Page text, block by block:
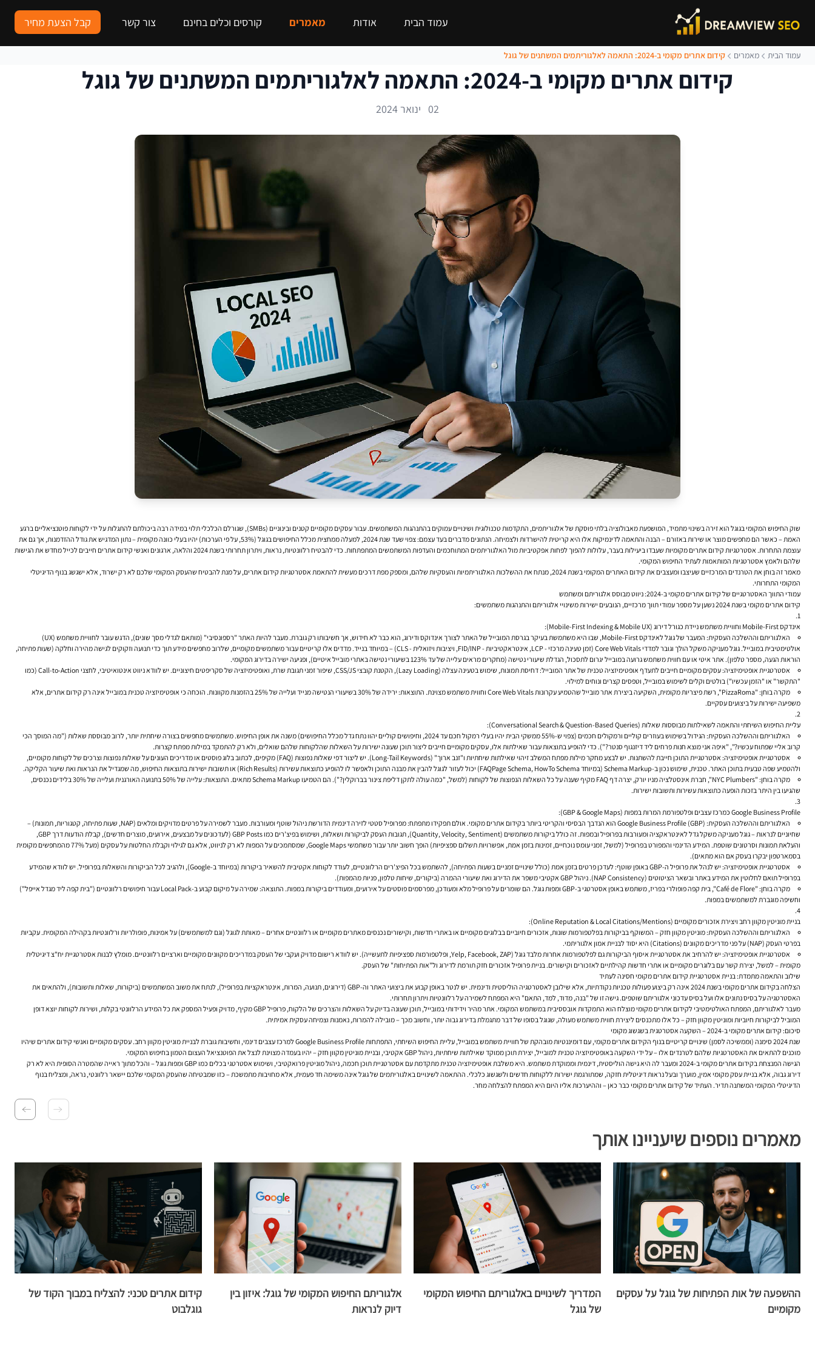
עמוד הבית אודות מאמרים קורסים וכלים בחינם צור קשר קבל הצעת מחיר
עמוד הבית מאמרים קידום אתרים מקומי ב-2024: התאמה לאלגוריתמים המשתנים של גוגל
קידום אתרים מקומי ב-2024: התאמה לאלגוריתמים המשתנים של גוגל
02 ינואר 2024
שוק החיפוש המקומי בגוגל הוא זירה בשינוי מתמיד, המושפעת מאבולוציה בלתי פוסקת של אלגוריתמים, התקדמות טכנולוגית ושינויים עמוקים בהתנהגות המשתמשים. עבור עסקים מקומיים קטנים ובינוניים (SMBs), שגורלם הכלכלי תלוי במידה רבה ביכולתם להתגלות על ידי לקוחות פוטנציאליים ברגע
האמת – כאשר הם מחפשים מוצר או שירות באזורם – הבנה והתאמה לדינמיקות אלו היא קריטית להישרדות ולצמיחה. הנתונים מדברים בעד עצמם: צפוי שעד שנת 2024, למעלה ממחצית מכלל החיפושים בגוגל (53%, על פי הערכות) יהיו בעלי כוונה מקומית – נתון המדגיש את גודל ההזדמנות, אך גם את
עוצמת התחרות. אסטרטגיות קידום אתרים מקומיות שעבדו ביעילות בעבר, עלולות להפוך לפחות אפקטיביות מול האלגוריתמים המתוחכמים והעדפות המשתמשים המתפתחות. כדי להבטיח רלוונטיות, נראות, ויתרון תחרותי בשנת 2024 והלאה, ארגונים ואנשי קידום אתרים חייבים לכייל מחדש את הגישות
שלהם ולאמץ אסטרטגיות המותאמות לעתיד החיפוש המקומי.
מאמר זה בוחן את הטרנדים המרכזיים שעיצבו ומעצבים את קידום האתרים המקומיבשנת 2024, מנתח את ההשלכות האלגוריתמיות והעסקיות שלהם, ומספק מפת דרכים מעשית להתאמת אסטרטגיות קידום אתרים, על מנת להבטיח שהעסק המקומי שלכם לא רק ישרוד, אלא ישגשג בנוף הדיגיטלי
המקומי התחרותי.
עמודי התווך האסטרטגיים של קידום אתרים מקומי ב-2024: ניווט מבוסס אלגוריתם ומשתמש
קידום אתרים מקומיבשנת 2024 נשען על מספר עמודי תווך מרכזיים, הנובעים ישירות משינויי אלגוריתם והתנהגות משתמשים:
אינדקס Mobile-First וחוויית משתמש ניידת כגורל דירוג (Mobile-First Indexing & Mobile UX):
האלגוריתם וההשלכה העסקית:
המעבר של גוגל לאינדקס Mobile-First, שבו היא משתמשת בעיקר בגרסת המובייל של האתר לצורך אינדוקס ודירוג, הוא כבר לא חידוש, אך חשיבותו רק גוברת. מעבר להיות האתר "רספונסיבי" (מותאם לגדלי מסך שונים), הדגש עובר לחוויית משתמש (UX)
אולטימטיבית במובייל. גוגל מעניקה משקל הולך וגובר למדדי Core Web Vitals (זמן טעינה מרכזי - LCP, אינטראקטיביות - FID/INP, ויציבות ויזואלית - CLS) – במיוחד בנייד. מדדים אלו קריטיים עבור משתמשים מקומיים, שלרוב מחפשים מידע תוך כדי תנועה וזקוקים לגישה מהירה וחלקה (שעות פתיחה,
הוראות הגעה, מספר טלפון). אתר איטי או עם חווית משתמש גרועה במובייל יגרום לתסכול, הגדלת שיעורי נטישה (מחקרים מראים עלייה של עד 123% בשיעורי נטישה באתרי מובייל איטיים), ופגיעה ישירה בדירוג המקומי.
אסטרטגיית אופטימיזציה:
עסקים מקומיים חייבים לתעדף אופטימיזציה טכנית של אתר המובייל: דחיסת תמונות, שימוש בטעינה עצלה (Lazy Loading), הקטנת קובצי CSS/JS, שיפור זמני תגובת שרת, ואופטימיזציה של סקריפטים חיצוניים. יש לוודא ניווט אינטואיטיבי, לחצני Call-to-Action (כמו
"התקשר" או "הזמן עכשיו") בולטים וקלים לשימוש במובייל, וטפסים קצרים ונוחים למילוי.
מקרה בוחן: "PizzaRoma", רשת פיצריות מקומית, השקיעה ביצירת אתר מובייל שהטמיע עקרונות Core Web Vitals וחווית משתמש מצוינת. התוצאות: ירידה של 30% בשיעורי הנטישה מנייד ועלייה של 25% בהזמנות מקוונות. הוכחה כי אופטימיזציה טכנית במובייל אינה רק קידום אתרים, אלא
משפיעה ישירות על ביצועים עסקיים.
עליית החיפוש השיחתי והתאמה לשאילתות מבוססות שאלות (Conversational Search & Question-Based Queries):
האלגוריתם וההשלכה העסקית:
הגידול בשימוש בעוזרים קוליים ורמקולים חכמים (צפוי ש-55% ממשקי הבית יהיו בעלי רמקול חכם עד 2024, וחיפושים קוליים יהוו נתח גדל מכלל החיפושים) משנה את אופן החיפוש. משתמשים מחפשים בצורה שיחתית יותר, לרוב מבוססת שאלות ("מה המוסך הכי
קרוב אליי שפתוח עכשיו?", "איפה אני מוצא חנות פרחים ליד דיזנגוף סנטר?"). כדי להופיע בתוצאות עבור שאילתות אלו, עסקים מקומיים חייבים ליצור תוכן שעונה ישירות על השאלות שהלקוחות שלהם שואלים, ולא רק להתמקד במילות מפתח קצרות.
אסטרטגיית אופטימיזציה:
אסטרטגיית התוכן חייבת להשתנות. יש לבצע מחקר מילות מפתח המשלב זיהוי שאילתות שיחתיות ו"זנב ארוך" (Long-Tail Keywords). יש ליצור דפי שאלות נפוצות (FAQ) מקיפים, לכתוב בלוג פוסטים או מדריכים העונים על שאלות נפוצות וצרכים של לקוחות מקומיים,
ולהטמיע שפה טבעית בתוכן האתר. טכנית, שימוש נכון ב-Schema Markup (במיוחד FAQPage Schema, HowTo Schema) יכול לעזור לגוגל להבין את מבנה התוכן ולאפשר לו להופיע כתוצאות עשירות (Rich Results) או תשובות ישירות בתוצאות החיפוש, מה שמגדיל את הנראות ואת שיעור הקליקה.
מקרה בוחן:
"NYC Plumbers", חברת אינסטלציה מניו יורק, יצרה דף FAQ מקיף שענה על כל השאלות הנפוצות של לקוחות (למשל, "כמה עולה לתקן דליפת צינור בברוקלין?"). הם הטמיעו Schema Markup מתאים. התוצאות: עלייה של 50% בתנועה האורגנית ועלייה של 30% בלידים נכנסים,
שהגיעו בין היתר בזכות הופעה כתוצאות עשירות ותשובות ישירות.
Google Business Profile כמרכז עצבים ופלטפורמת המרות במפות (GBP & Google Maps):
האלגוריתם וההשלכה העסקית:
קידום אתרים מקומי
. אולם תפקידו מתפתח: מפרופיל סטטי לזירה דינמית הדורשת ניהול שוטף ומעורבות. מעבר לשמירה על פרטים מדויקים ומלאים (NAP, שעות פתיחה, קטגוריות, תמונות) –
שחיוניים לנראות – גוגל מעניקה משקל גדל לאינטראקציה ומעורבות בפרופיל ובמפות. זה כולל ביקורות משתמשים (Quantity, Velocity, Sentiment), תגובות העסק לביקורות ושאלות, ושימוש בפיצ'רים כמו GBP Posts (לעדכונים על מבצעים, אירועים, מוצרים חדשים), קבלת הודעות דרך GBP,
והעלאת תמונות וסרטונים שוטפת. המידע הדינמי והמפורט בפרופיל (למשל, זמני עומס נוכחיים, זמינות בזמן אמת, אפשרויות תשלום ספציפיות) הופך חשוב יותר עבור משתמשי Google Maps, שמסתמכים על המפות לא רק לניווט, אלא גם לגילוי וקבלת החלטות על עסקים (מעל 77% מהמחפשים מקומית
בסמארטפון יבקרו בעסק אם הוא מתאים).
אסטרטגיית אופטימיזציה:
יש לנהל את פרופיל ה-GBP באופן שוטף: לעדכן פרטים בזמן אמת (כולל שינויים זמניים בשעות הפתיחה), להשתמש בכל הפיצ'רים הרלוונטיים, לעודד לקוחות אקטיבית להשאיר ביקורות (במיוחד ב-Google), ולהגיב לכל הביקורות והשאלות בפרופיל. יש לוודא שהמידע
בפרופיל תואם לחלוטין את המידע באתר ובשאר הציטוטים (NAP Consistency). ניהול GBP אקטיבי משפר את הדירוג ואת שיעורי ההמרה (ביקורים, שיחות טלפון, פניות מהמפות).
מקרה בוחן:
"Café de Flore", בית קפה פופולרי בפריז, משתמש באופן אסטרטגי ב-GBP ומפות גוגל. הם שומרים על פרופיל מלא ומעודכן, מפרסמים פוסטים על אירועים, ומעודדים ביקורות במפות. התוצאה: שמירה על מיקום קבוע ב-Local Pack עבור חיפושים רלוונטיים ("בית קפה ליד מגדל אייפל")
וחשיפה מוגברת למשתמשים במפות.
בניית מוניטין מקוון רחב ויצירת אזכורים מקומיים (Online Reputation & Local Citations/Mentions):
האלגוריתם וההשלכה העסקית:מוניטין מקוון חזק – המשוקף בביקורות בפלטפורמות שונות, אזכורים חיוביים בבלוגים מקומיים או באתרי חדשות, וקישורים נכנסים מאתרים מקומיים או רלוונטיים אחרים – מאותת לגוגל (וגם למשתמשים) על אמינות, פופולריות ורלוונטיות בקהילה המקומית. עקביות
בפרטי העסק (NAP) על פני מדריכים מקוונים (Citations) היא יסוד לבניית אמון אלגוריתמי.
אסטרטגיית אופטימיזציה:
יש להרחיב את אסטרטגיית איסוף הביקורות גם לפלטפורמות אחרות מלבד גוגל (Yelp, Facebook, ZAP, ופלטפורמות ספציפיות לתעשייה). יש לוודא רישום מדויק ועקבי של העסק במדריכים מקוונים מקומיים וארציים רלוונטיים. מומלץ לבנות אסטרטגיית יח"צ דיגיטלית
מקומית – למשל, יצירת קשר עם בלוגרים מקומיים או אתרי חדשות קהילתיים לאזכורים וקישורים. בניית פרופיל אזכורים חזק תורמת לדירוג ול"אות הפתיחות" של העסק.
שילוב והתאמה מתמדת: בניית אסטרטגיית קידום אתרים מקומי חסינה לעתיד
הצלחה בקידום אתרים מקומי
בשנת 2024 אינה רק ביצוע פעולות טכניות נקודתיות, אלא שילובן לאסטרטגיה הוליסטית ודינמית. יש לנטר באופן קבוע את ביצועי האתר וה-GBP (דירוגים, תנועה, המרות, אינטראקציות בפרופיל), לנתח את משוב המשתמשים (ביקורות, שאלות ותשובות), ולהתאים את
האסטרטגיה על בסיס נתונים אלו ועל בסיס עדכוני אלגוריתם שוטפים. גישה זו של "בנה, מדוד, למד, התאם" היא המפתח לשמירה על רלוונטיות ויתרון תחרותי.
מעבר לאלגוריתם, המפתח האולטימטיבי לקידום אתרים מקומימוצלח הוא התמקדות אובססיבית במשתמש המקומי
. אתר מהיר וידידותי במובייל, תוכן שעונה בדיוק על השאלות והצרכים של הלקוח, פרופיל GBP מקיף, מדויק ופעיל המספק את כל המידע הרלוונטי בקלות, ושירות לקוחות יוצא דופן
המוביל לביקורות חיוביות ומוניטין מקוון חזק – כל אלו מתכנסים ליצירת חווית משתמש מעולה, שגוגל בסופו של דבר מתגמלת בדירוג גבוה יותר, וחשוב מכך – מובילה להמרות, נאמנות וצמיחה עסקית אמיתית.
סיכום: קידום אתרים מקומי ב-2024 – השקעה אסטרטגית בשגשוג מקומי
שנת 2024 סימנה (וממשיכה לסמן) שינויים קריטיים בנוף ה
קידום אתרים מקומי, עם דומיננטיות מובהקת של חוויית משתמש במובייל, עליית החיפוש השיחתי, התפתחות Google Business Profile למרכז עצבים דינמי, וחשיבות גוברת לבניית מוניטין מקוון רחב. עסקים מקומיים ואנשי קידום אתרים שיהיו
מוכנים להתאים את האסטרטגיות שלהם לטרנדים אלו – על ידי השקעה באופטימיזציה טכנית למובייל, יצירת תוכן ממוקד שאילתות שיחתיות, ניהול GBP אקטיבי, ובניית מוניטין מקוון חזק – יהיו בעמדה מצוינת לנצל את הפוטנציאל העצום הטמון בחיפוש המקומי.
הגישה המנצחת בקידום אתרים מקומי
ב-2024 ומעבר לה היא גישה הוליסטית, דינמית וממוקדת משתמש. היא משלבת אופטימיזציה טכנית מתקדמת עם אסטרטגיית תוכן חכמה, ניהול מוניטין פרואקטיבי, ושימוש אסטרטגי בכלים כמו GBP ומפות גוגל – והכל מתוך ראייה שהמטרה הסופית היא לא רק
דירוג גבוה, אלא בניית עסק מקומי אמין, מוערך ובעל נראות דיגיטלית חזקה, שמתורגמת ישירות ללקוחות חדשים ולשגשוג כלכלי. ההתאמה לשינויים באלגוריתמים של גוגל אינה משימה חד פעמית, אלא מחויבות מתמשכת – כזו שמבטיחה שהעסק המקומי שלכם יישאר רלוונטי, נראה, ומצליח בנוף
הדיגיטלי המקומי המשתנה תדיר. העתיד של קידום אתרים מקומי כבר כאן – וההיערכות אליו היום היא המפתח להצלחה מחר.
מאמרים נוספים שיעניינו אותך
ההשפעה של אות הפתיחות של גוגל על עסקים
מקומיים
המדריך לשינויים באלגוריתם החיפוש המקומי
של גוגל
אלגוריתם החיפוש המקומי של גוגל: איזון בין
דיוק לנראות
קידום אתרים טכני: להצליח במבוך הקוד של
גוגלבוט